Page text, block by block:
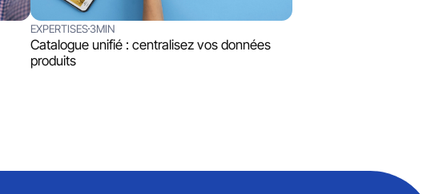
EXPERTISES3MIN
Catalogue unifié : centralisez vos données
produits